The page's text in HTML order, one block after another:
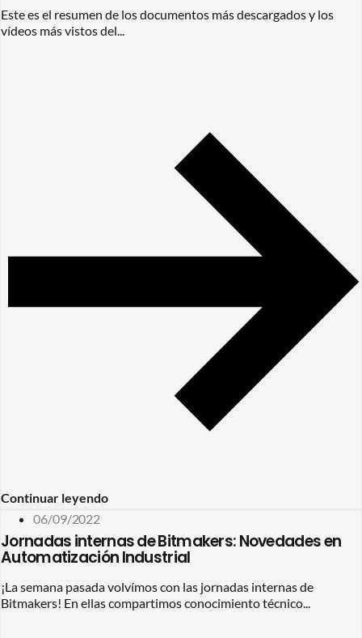
Este es el resumen de los documentos más descargados y los
vídeos más vistos del...
Continuar leyendo
06/09/2022
Jornadas internas de Bitmakers: Novedades en
Automatización Industrial
¡La semana pasada volvímos con las jornadas internas de
Bitmakers! En ellas compartimos conocimiento técnico...